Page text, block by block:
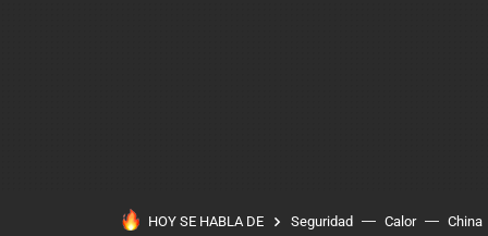
HOY SE HABLA DE Seguridad Calor China